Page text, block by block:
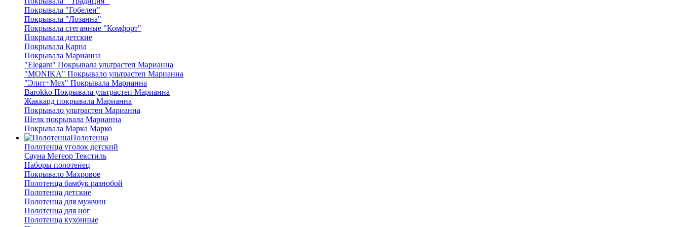
Покрывала "Гобелен"
Покрывала "Лозанна"
Покрывала стеганные "Комфорт"
Покрывала детские
Покрывала Карна
Покрывала Марианна
"Elegant" Покрывала ультрастеп Марианна
"MONIKA" Покрывало ультрастеп Марианна
"Элит+Мех" Покрывала Марианна
Barokko Покрывала ультрастеп Марианна
Жаккард покрывала Марианна
Покрывало ультрастеп Марианна
Шелк покрывала Марианна
Покрывала Марка Марко
Полотенца
Полотенца уголок детский
Сауна Метеор Текстиль
Наборы полотенец
Покрывало Махровое
Полотенца бамбук разнобой
Полотенца детские
Полотенца для мужчин
Полотенца для ног
Полотенца кухонные